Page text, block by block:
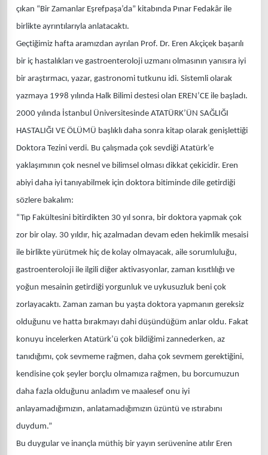
çıkan “Bir Zamanlar Eşrefpaşa’da” kitabında Pınar Fedakâr ile
birlikte ayrıntılarıyla anlatacaktı.
Geçtiğimiz hafta aramızdan ayrılan Prof. Dr. Eren Akçiçek başarılı
bir iç hastalıkları ve gastroenteroloji uzmanı olmasının yanısıra iyi
bir araştırmacı, yazar, gastronomi tutkunu idi. Sistemli olarak
yazmaya 1998 yılında Halk Bilimi destesi olan EREN’CE ile başladı.
2000 yılında İstanbul Üniversitesinde ATATÜRK’ÜN SAĞLIĞI
HASTALIĞI VE ÖLÜMÜ başlıklı daha sonra kitap olarak genişlettiği
Doktora Tezini verdi. Bu çalışmada çok sevdiği Atatürk’e
yaklaşımının çok nesnel ve bilimsel olması dikkat çekicidir. Eren
abiyi daha iyi tanıyabilmek için doktora bitiminde dile getirdiği
sözlere bakalım:
“Tıp Fakültesini bitirdikten 30 yıl sonra, bir doktora yapmak çok
zor bir olay. 30 yıldır, hiç azalmadan devam eden hekimlik mesaisi
ile birlikte yürütmek hiç de kolay olmayacak, aile sorumluluğu,
gastroenteroloji ile ilgili diğer aktivasyonlar, zaman kısıtlılığı ve
yoğun mesainin getirdiği yorgunluk ve uykusuzluk beni çok
zorlayacaktı. Zaman zaman bu yaşta doktora yapmanın gereksiz
olduğunu ve hatta bırakmayı dahi düşündüğüm anlar oldu. Fakat
konuyu incelerken Atatürk’ü çok bildiğimi zannederken, az
tanıdığımı, çok sevmeme rağmen, daha çok sevmem gerektiğini,
kendisine çok şeyler borçlu olmamıza rağmen, bu borcumuzun
daha fazla olduğunu anladım ve maalesef onu iyi
anlayamadığımızın, anlatamadığımızın üzüntü ve ıstırabını
duydum.”
Bu duygular ve inançla müthiş bir yayın serüvenine atılır Eren